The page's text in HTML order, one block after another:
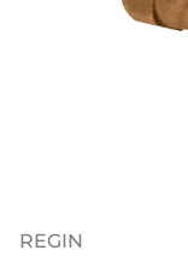
REGIN